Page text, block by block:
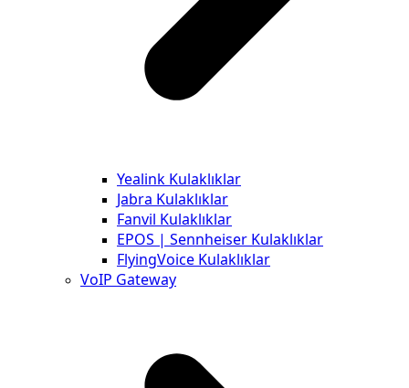
Yealink Kulaklıklar
Jabra Kulaklıklar
Fanvil Kulaklıklar
EPOS | Sennheiser Kulaklıklar
FlyingVoice Kulaklıklar
VoIP Gateway